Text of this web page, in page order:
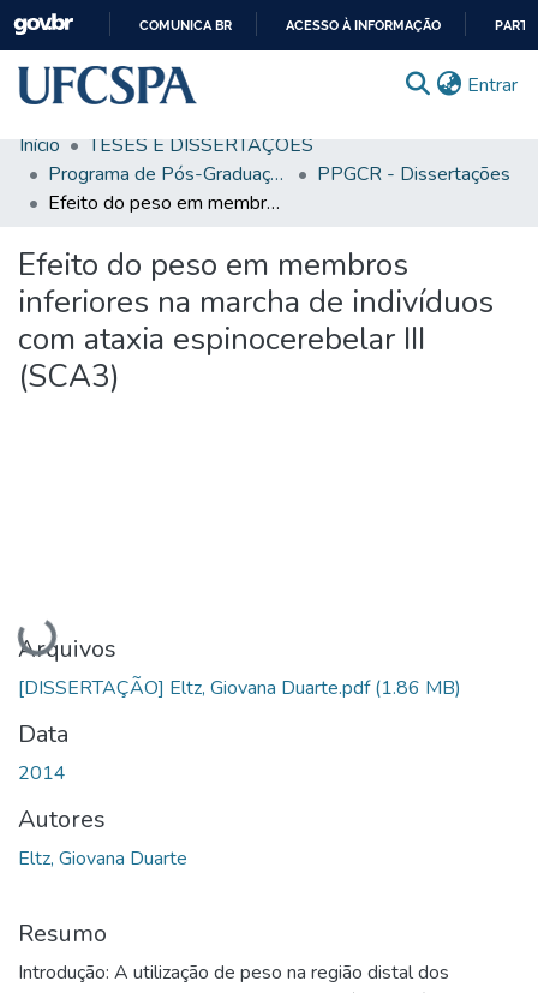
CONTEÚDO
COMUNICA BR ACESSO À INFORMAÇÃO
Entrar
Comunidades & Coleções
Busca Facetada
Estatísticas
Autoarquivamento
Sobre o RI-UFCSPA
Início
TESES E DISSERTAÇÕES
Programa de Pós-Graduação em Ciências da Reabilitação
PPGCR - Dissertações
Efeito do peso em membros inferiores na marcha de indivíduos com ataxia espinocerebelar III (SCA3)
Efeito do peso em membros
inferiores na marcha de indivíduos
com ataxia espinocerebelar III
(SCA3)
Carregando...
Arquivos
[DISSERTAÇÃO] Eltz, Giovana Duarte.pdf(1.86 MB)
Data
2014
Autores
Eltz, Giovana Duarte
Resumo
Introdução: A utilização de peso na região distal dos